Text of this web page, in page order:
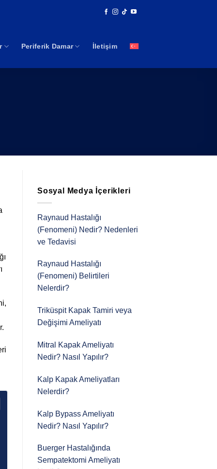
Periferik Damar İletişim
Sosyal Medya İçerikleri
Raynaud Hastalığı
(Fenomeni) Nedir? Nedenleri
ve Tedavisi
Raynaud Hastalığı
(Fenomeni) Belirtileri
Nelerdir?
Triküspit Kapak Tamiri veya
Değişimi Ameliyatı
Mitral Kapak Ameliyatı
Nedir? Nasıl Yapılır?
Kalp Kapak Ameliyatları
Nelerdir?
Kalp Bypass Ameliyatı
Nedir? Nasıl Yapılır?
Buerger Hastalığında
Sempatektomi Ameliyatı